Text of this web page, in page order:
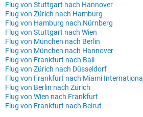
Flug von Stuttgart nach Hannover
Flug von Zürich nach Hamburg
Flug von Hamburg nach Nürnberg
Flug von Stuttgart nach Wien
Flug von München nach Berlin
Flug von München nach Hannover
Flug von Frankfurt nach Bali
Flug von Zürich nach Düsseldorf
Flug von Frankfurt nach Miami International
Flug von Berlin nach Zürich
Flug von Wien nach Frankfurt
Flug von Frankfurt nach Beirut